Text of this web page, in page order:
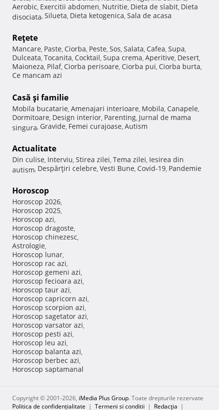
Aerobic, Exercitii abdomen, Nutritie, Dieta de slabit, Dieta
disociata, Silueta, Dieta ketogenica, Sala de acasa
Reţete
Mancare, Paste, Ciorba, Peste, Sos, Salata, Cafea, Supa,
Dulceata, Tocanita, Cocktail, Supa crema, Aperitive, Desert,
Maioneza, Pilaf, Ciorba perisoare, Ciorba pui, Ciorba burta,
Ce mancam azi
Casă şi familie
Mobila bucatarie, Amenajari interioare, Mobila, Canapele,
Dormitoare, Design interior, Parenting, Jurnal de mama
singura, Gravide, Femei curajoase, Autism
Actualitate
Din culise, Interviu, Stirea zilei, Tema zilei, Iesirea din
autism, Despărţiri celebre, Vesti Bune, Covid-19, Pandemie
Horoscop
Horoscop 2026,
Horoscop 2025,
Horoscop azi,
Horoscop dragoste,
Horoscop chinezesc,
Astrologie,
Horoscop lunar,
Horoscop rac azi,
Horoscop gemeni azi,
Horoscop fecioara azi,
Horoscop taur azi,
Horoscop capricorn azi,
Horoscop scorpion azi,
Horoscop sagetator azi,
Horoscop varsator azi,
Horoscop pesti azi,
Horoscop leu azi,
Horoscop balanta azi,
Horoscop berbec azi,
Horoscop saptamanal
Copyright © 2001-2026, iMedia Plus Group. Toate drepturile rezervate
Politica de confidențialitate | Termeni si conditii | Redacţia |